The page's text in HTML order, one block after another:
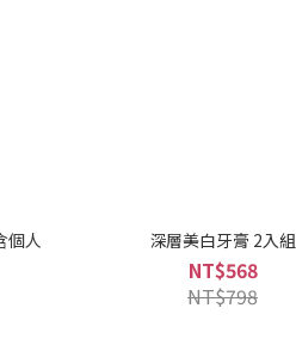
個人 深層美白牙膏 2入組
NT$568
NT$798